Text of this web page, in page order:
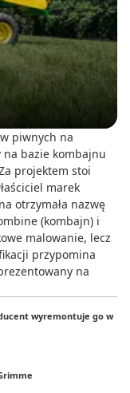
piwnych na
na bazie kombajnu
projektem stoi
marek
otrzymała nazwę
(kombajn) i
malowanie, lecz
przypomina
na
wyremontuje go w